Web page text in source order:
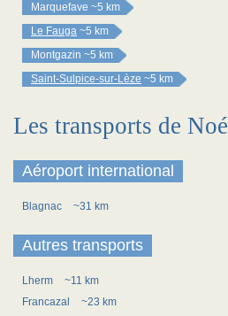
Marquefave ~5 km
Le Fauga ~5 km
Montgazin ~5 km
Saint-Sulpice-sur-Lèze ~5 km
Les transports de Noé
Aéroport international
Blagnac ~31 km
Autres transports
Lherm
~11 km
Francazal
~23 km